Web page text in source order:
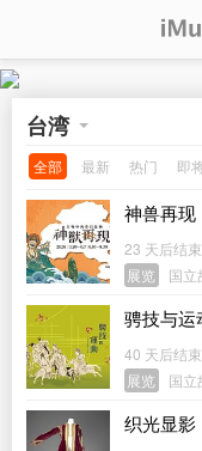
台湾
全部 最新 热门 即
神兽再现
23 天后结束
展览
国立
骋技与运
40 天后结束
展览
国立
织光显影